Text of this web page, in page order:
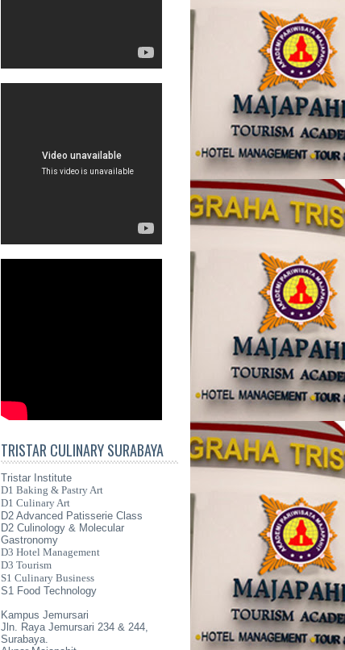
TRISTAR CULINARY SURABAYA
Tristar Institute
D1 Baking & Pastry Art
D1 Culinary Art
D2 Advanced Patisserie Class
D2 Culinology & Molecular
Gastronomy
D3 Hotel Management
D3 Tourism
S1 Culinary Business
S1 Food Technology
Kampus Jemursari
Jln. Raya Jemursari 234 & 244,
Surabaya.